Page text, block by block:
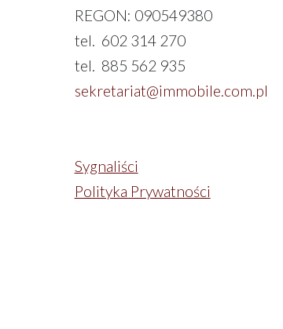
REGON: 090549380
tel. 602 314 270
tel. 885 562 935
sekretariat@immobile.com.pl
Sygnaliści
Polityka Prywatności